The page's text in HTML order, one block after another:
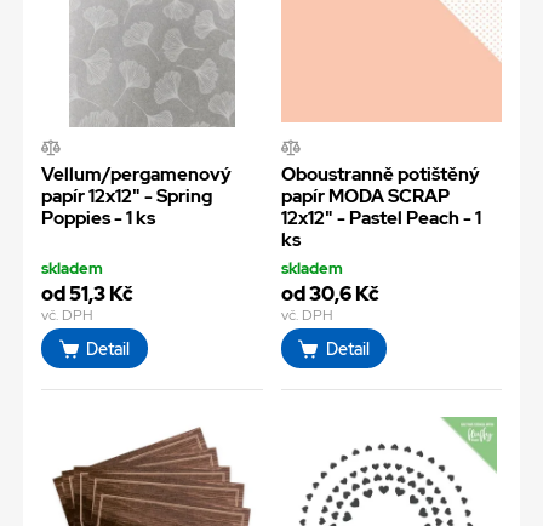
Vellum/pergamenový
papír 12x12" - Spring
Poppies - 1 ks
skladem
od 51,3 Kč
vč. DPH
Detail
Oboustranně potištěný
papír MODA SCRAP
12x12" - Pastel Peach - 1
ks
skladem
od 30,6 Kč
vč. DPH
Detail